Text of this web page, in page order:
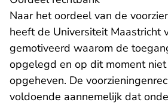
Naar het oordeel van de
heeft de Universiteit Maastricht
gemotiveerd waarom de
opgelegd en op dit moment
opgeheven. De
voldoende aannemelijk dat